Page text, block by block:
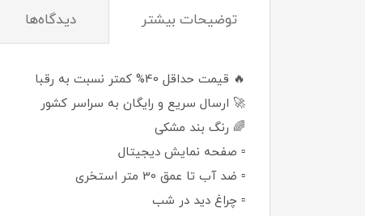
توضيحات بيشتر دیدگاه‌ها
🔥 قیمت حداقل 40% کمتر نسبت به رقبا
🚀 ارسال سریع و رایگان به سراسر کشور
🌈 رنگ بند مشکی
▫️ صفحه نمایش دیجیتال
▫️ ضد آب تا عمق 30 متر استخری
▫️ چراغ دید در شب